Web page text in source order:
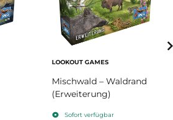
LOOKOUT GAMES
Mischwald – Waldrand
(Erweiterung)
Sofort verfügbar